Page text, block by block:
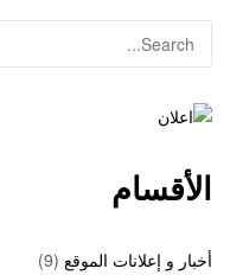
الأقسام
أخبار و إعلانات الموقع (9)